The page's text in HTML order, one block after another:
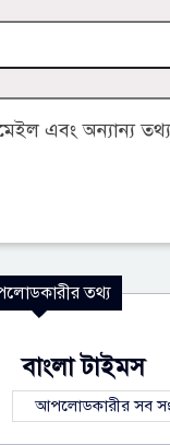
এবং অন্যান্য
তথ্য
বাংলা টাইমস
আপলোডকারীর সব